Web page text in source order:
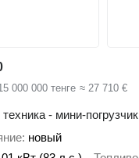
000 000 тенге ≈ 27 710 €
- мини-погрузчик
новый